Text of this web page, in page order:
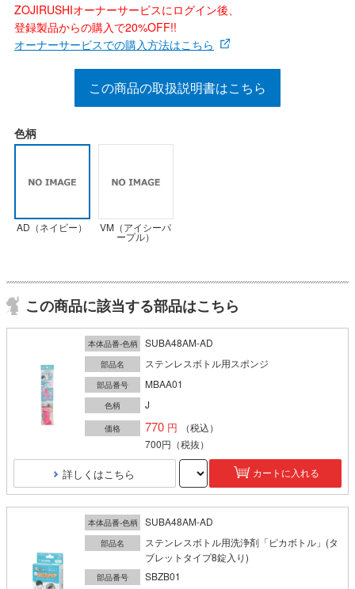
ZOJIRUSHIオーナーサービスにログイン後、
登録製品からの購入で20%OFF!!
オーナーサービスでの購入方法はこちら
この商品の取扱説明書はこちら
色柄
AD（ネイビー） VM（アイシーパ
ープル）
この商品に該当する部品はこちら
本体品番-色柄 SUBA48AM-AD
部品名 ステンレスボトル用スポンジ
部品番号 MBAA01
色柄 J
価格 770
（税込）
700円 （税抜）
詳しくはこちら カートに入れる
本体品番-色柄 SUBA48AM-AD
部品名
ステンレスボトル用洗浄剤「ピカボトル」(タ
ブレットタイプ8錠入り)
部品番号 SBZB01